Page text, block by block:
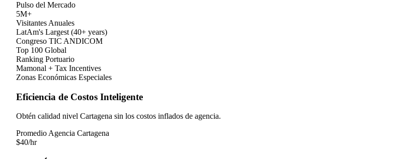
Pulso del Mercado
5M+
Visitantes Anuales
LatAm's Largest (40+ years)
Congreso TIC ANDICOM
Top 100 Global
Ranking Portuario
Mamonal + Tax Incentives
Zonas Económicas Especiales
Eficiencia de Costos Inteligente
Obtén calidad nivel Cartagena sin los costos inflados de agencia.
Promedio Agencia Cartagena
$40/hr